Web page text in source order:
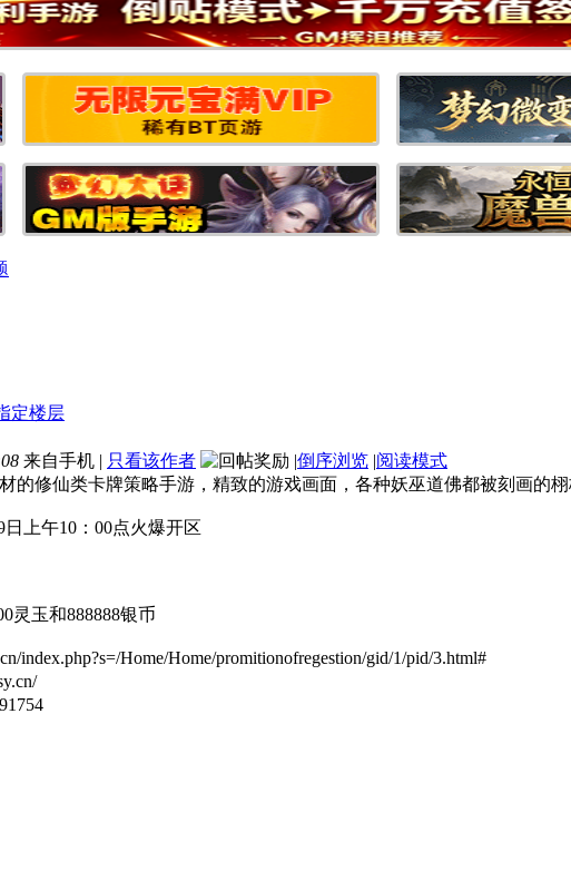
来自手机 | 只看该作者 |倒序浏览 |阅读模式
的修仙类卡牌策略手游，精致的游戏画面，各种妖巫道佛都被刻画的
上午10：00点火爆开区
灵玉和888888银币
index.php?s=/Home/Home/promitionofregestion/gid/1/pid/3.html#